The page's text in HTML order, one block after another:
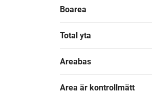
Boarea
Total yta
Areabas
Area är kontrollmätt